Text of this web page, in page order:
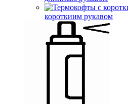
короткиим рукавом